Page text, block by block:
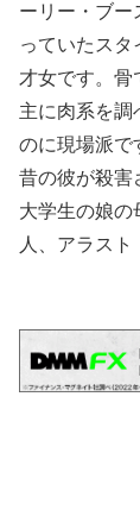
ーリー・ブー
っていたスタ
才女です。骨
主に肉系を調
のに現場派で
昔の彼が殺害
大学生の娘の
人、アラスト